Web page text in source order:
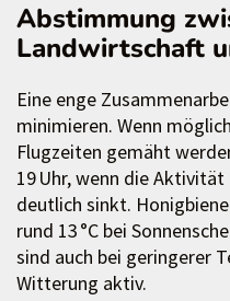
Abstimmung
Landwirtschaft
Eine enge
minimieren. Wenn
Flugzeiten gemäht
19 Uhr, wenn die
deutlich sinkt.
rund 13 °C bei
sind auch bei geringerer
Witterung aktiv.